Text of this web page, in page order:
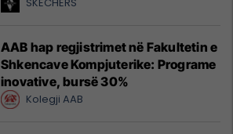
AAB hap regjistrimet në Fakultetin e
Shkencave Kompjuterike: Programe
inovative, bursë 30%
Kolegji AAB